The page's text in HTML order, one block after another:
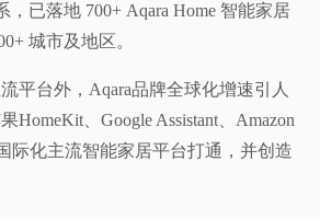
，已落地 700+ Aqara Home 智能家居
城市及地区。
平台外，Aqara品牌全球化增速引人
HomeKit、Google Assistant、Amazon
际化主流智能家居平台打通，并创造